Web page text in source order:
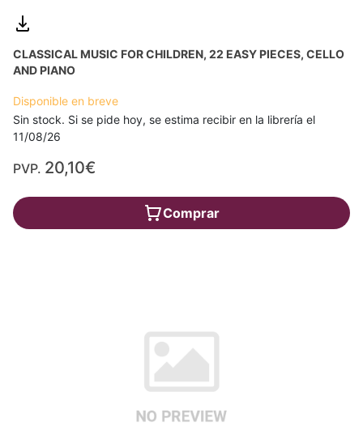
CLASSICAL MUSIC FOR CHILDREN, 22 EASY PIECES, CELLO
AND PIANO
Disponible en breve
Sin stock. Si se pide hoy, se estima recibir en la librería el
11/08/26
PVP. 20,10€
Comprar